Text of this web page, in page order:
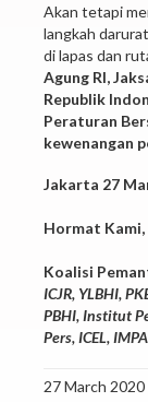
Akan tetapi
langkah
di lapas dan
Agung RI,
Republik
Peraturan
kewenangan
Jakarta 27
Hormat Kami,
Koalisi
ICJR, YLBHI,
PBHI, Institut
Pers, ICEL,
27 March 2020